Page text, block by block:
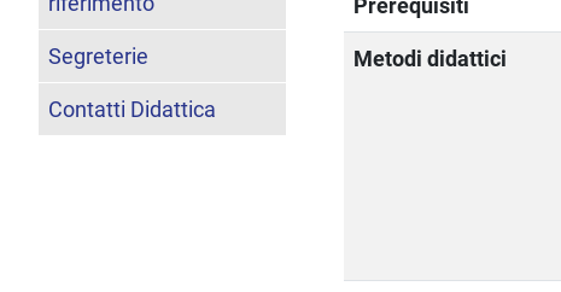
Prerequisiti
Metodi didattici
Segreterie
Contatti Didattica